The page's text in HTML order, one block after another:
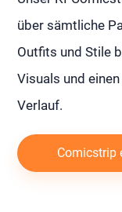
über sämtliche
Outfits und Stile
Visuals und
Verlauf.
Comicstrip